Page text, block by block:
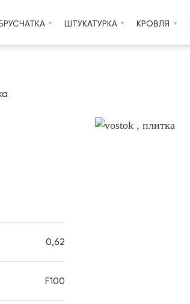
ШТУКАТУРКА КРОВЛЯ
0,62
F100